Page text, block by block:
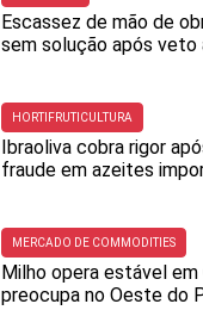
Escassez de mão de
sem solução após veto
HORTIFRUTICULTURA
Ibraoliva cobra rigor
fraude em azeites
MERCADO DE COMMODITIES
Milho opera estável em
preocupa no Oeste do